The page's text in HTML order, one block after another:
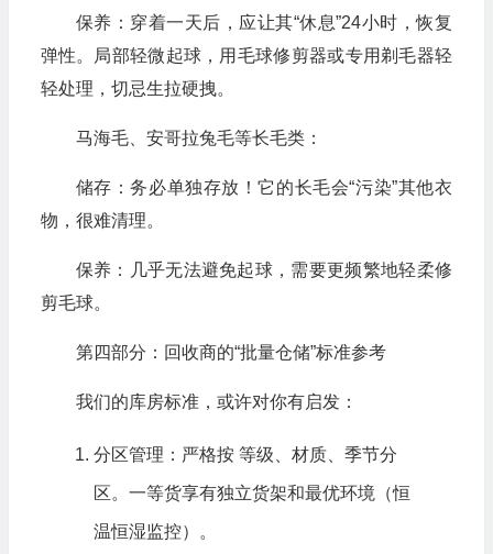
保养：穿着一天后，应让其“休息”24小时，恢复
弹性。局部轻微起球，用毛球修剪器或专用剃毛器轻
轻处理，切忌生拉硬拽。
马海毛、安哥拉兔毛等长毛类：
储存：务必单独存放！它的长毛会“污染”其他衣
物，很难清理。
保养：几乎无法避免起球，需要更频繁地轻柔修
剪毛球。
第四部分：回收商的“批量仓储”标准参考
我们的库房标准，或许对你有启发：
分区管理：严格按 等级、材质、季节分
区。一等货享有独立货架和最优环境（恒
温恒湿监控）。